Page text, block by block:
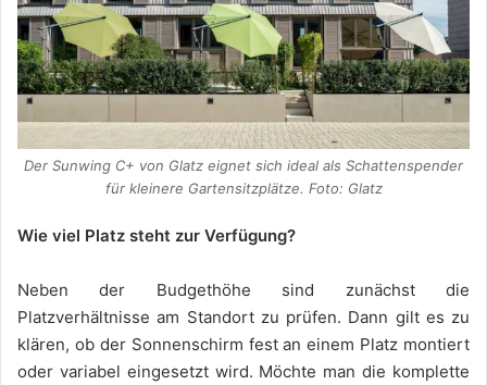
Der Sunwing C+ von Glatz eignet sich ideal als Schattenspender
für kleinere Gartensitzplätze. Foto: Glatz
Wie viel Platz steht zur Verfügung?
Neben der Budgethöhe sind zunächst die
Platzverhältnisse am Standort zu prüfen. Dann gilt es zu
klären, ob der Sonnenschirm fest an einem Platz montiert
oder variabel eingesetzt wird. Möchte man die komplette